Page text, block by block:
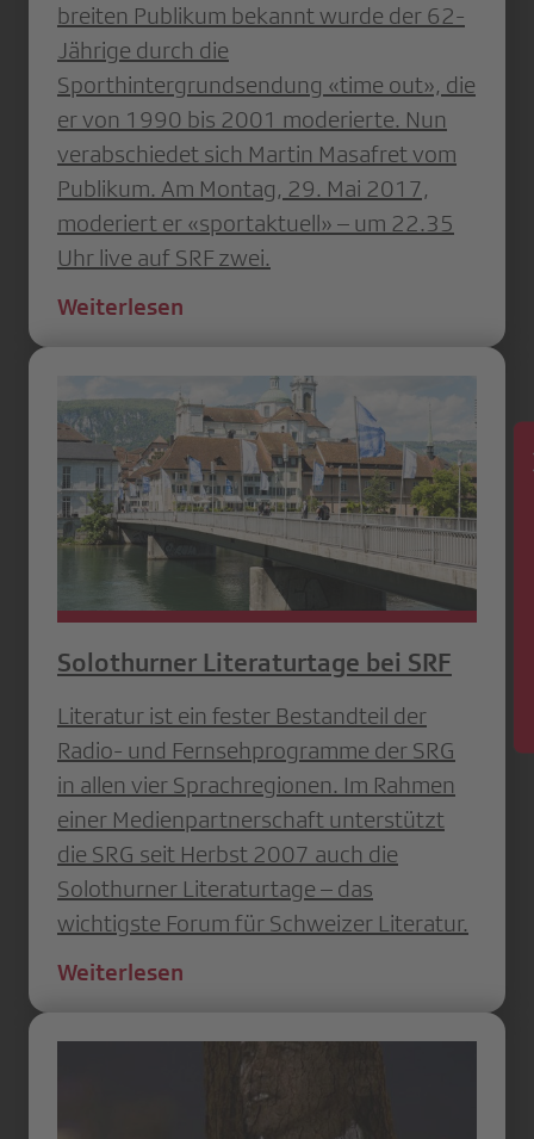
breiten Publikum bekannt wurde der 62-
Jährige durch die
Sporthintergrundsendung «time out», die
er von 1990 bis 2001 moderierte. Nun
verabschiedet sich Martin Masafret vom
Publikum. Am Montag, 29. Mai 2017,
moderiert er «sportaktuell» – um 22.35
Uhr live auf SRF zwei.
Weiterlesen
Solothurner Literaturtage bei SRF
Literatur ist ein fester Bestandteil der
Radio- und Fernsehprogramme der SRG
in allen vier Sprachregionen. Im Rahmen
einer Medienpartnerschaft unterstützt
die SRG seit Herbst 2007 auch die
Solothurner Literaturtage – das
wichtigste Forum für Schweizer Literatur.
Weiterlesen